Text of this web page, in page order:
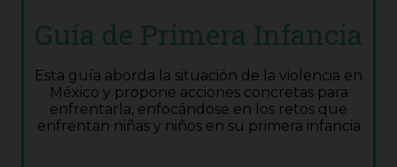
Guía de Primera Infancia
Esta guía aborda la situación de la violencia en
México y propone acciones concretas para
enfrentarla, enfocándose en los retos que
enfrentan niñas y niños en su primera infancia